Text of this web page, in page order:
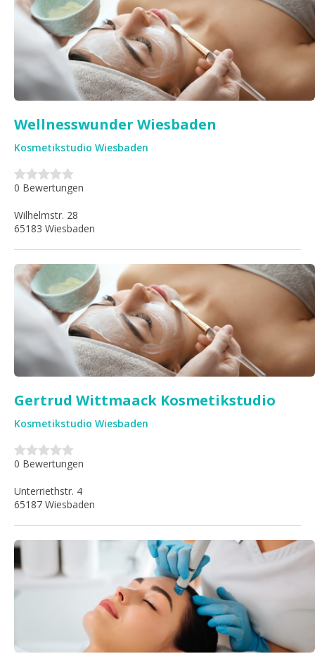
Wellnesswunder Wiesbaden
Kosmetikstudio Wiesbaden
Wilhelmstr. 28
65183 Wiesbaden
0 Bewertungen
Gertrud Wittmaack Kosmetikstudio
Kosmetikstudio Wiesbaden
Unterriethstr. 4
65187 Wiesbaden
0 Bewertungen